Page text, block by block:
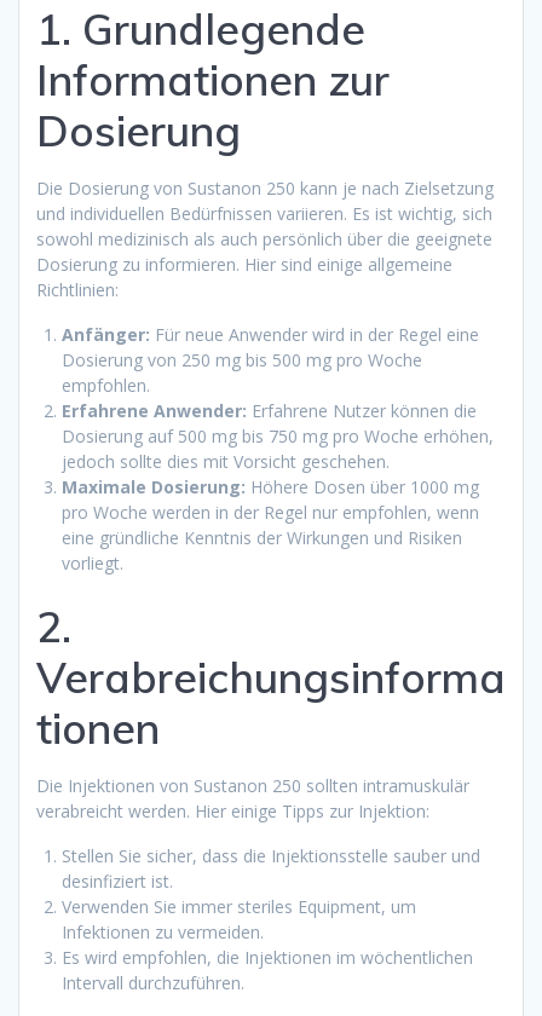
1. Grundlegende
Informationen zur
Dosierung
Die Dosierung von Sustanon 250 kann je nach Zielsetzung
und individuellen Bedürfnissen variieren. Es ist wichtig, sich
sowohl medizinisch als auch persönlich über die geeignete
Dosierung zu informieren. Hier sind einige allgemeine
Richtlinien:
Anfänger: Für neue Anwender wird in der Regel eine
Dosierung von 250 mg bis 500 mg pro Woche
empfohlen.
Erfahrene Anwender: Erfahrene Nutzer können die
Dosierung auf 500 mg bis 750 mg pro Woche erhöhen,
jedoch sollte dies mit Vorsicht geschehen.
Maximale Dosierung: Höhere Dosen über 1000 mg
pro Woche werden in der Regel nur empfohlen, wenn
eine gründliche Kenntnis der Wirkungen und Risiken
vorliegt.
2.
Verabreichungsinforma
tionen
Die Injektionen von Sustanon 250 sollten intramuskulär
verabreicht werden. Hier einige Tipps zur Injektion:
Stellen Sie sicher, dass die Injektionsstelle sauber und
desinfiziert ist.
Verwenden Sie immer steriles Equipment, um
Infektionen zu vermeiden.
Es wird empfohlen, die Injektionen im wöchentlichen
Intervall durchzuführen.